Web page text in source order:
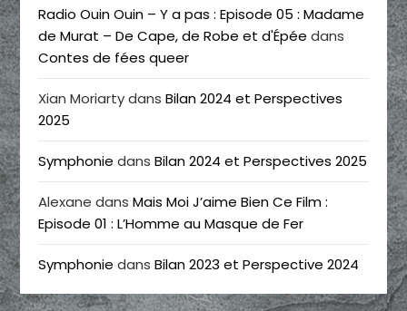
Radio Ouin Ouin – Y a pas : Episode 05 : Madame
de Murat – De Cape, de Robe et d'Épée dans
Contes de fées queer
Xian MoriartydansBilan 2024 et Perspectives
2025
Symphonie dansBilan 2024 et Perspectives 2025
Alexane dansMais Moi J’aime Bien Ce Film :
Episode 01 : L’Homme au Masque de Fer
Symphonie dansBilan 2023 et Perspective 2024